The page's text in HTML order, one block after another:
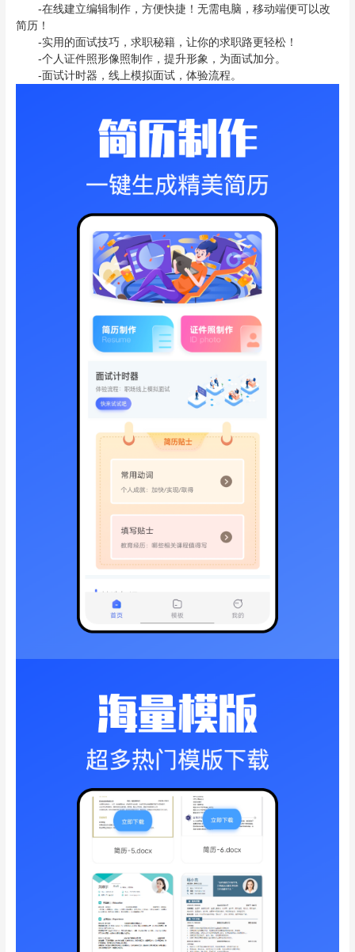
-在线建立编辑制作，方便快捷！无需电脑，移动端便可以改
简历！
-实用的面试技巧，求职秘籍，让你的求职路更轻松！
-个人证件照形像照制作，提升形象，为面试加分。
-面试计时器，线上模拟面试，体验流程。